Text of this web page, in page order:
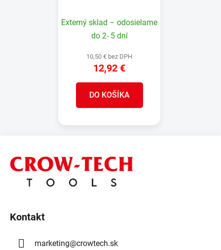
Externý sklad – odosielame
do 2- 5 dní
10,50 € bez DPH
12,92 €
DO KOŠÍKA
Kontakt
marketing@crowtech.sk